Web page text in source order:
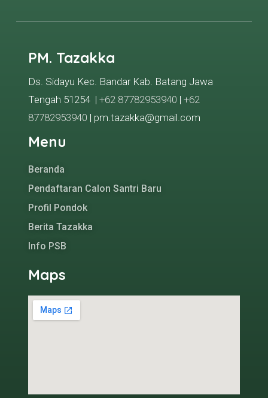
PM. Tazakka
Ds. Sidayu Kec. Bandar Kab. Batang Jawa
Tengah 51254 | +62 87782953940 | +62
87782953940 | pm.tazakka@gmail.com
Menu
Beranda
Pendaftaran Calon Santri Baru
Profil Pondok
Berita Tazakka
Info PSB
Maps